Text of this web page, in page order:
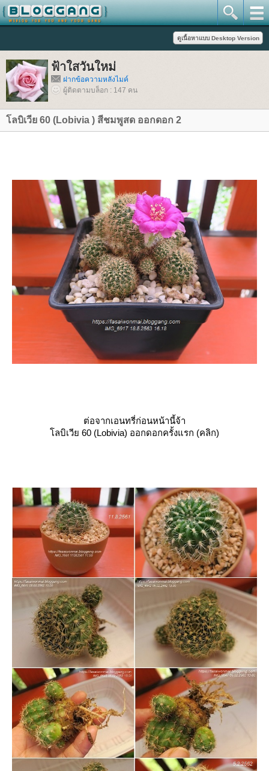
ฟ้าใสวันใหม่
ฝากข้อความหลังไมค์
ผู้ติดตามบล็อก : 147 คน
ลบิเวีย 60 (Lobivia ) สีชมพูสด ออกดอก 2
ต่อจากเอนทรี่ก่อนหน้านี้จ้า
ลบิเวีย 60 (Lobivia) ออกดอกครั้งแรก (คลิก)